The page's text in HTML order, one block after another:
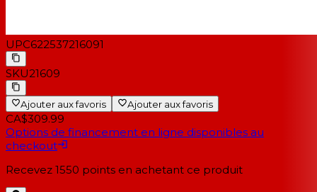
UPC622537216091
SKU21609
Ajouter aux favoris Ajouter aux favoris
CA$309.99
Options de financement en ligne disponibles au
checkout
Recevez 1550 points en achetant ce produit